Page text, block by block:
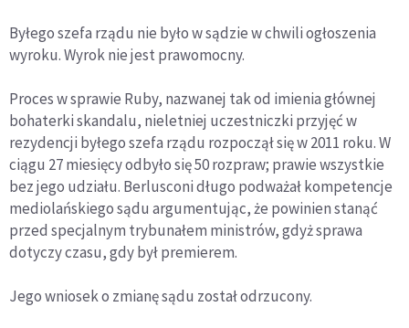
Byłego szefa rządu nie było w sądzie w chwili ogłoszenia
wyroku. Wyrok nie jest prawomocny.
Proces w sprawie Ruby, nazwanej tak od imienia głównej
bohaterki skandalu, nieletniej uczestniczki przyjęć w
rezydencji byłego szefa rządu rozpoczął się w 2011 roku. W
ciągu 27 miesięcy odbyło się 50 rozpraw; prawie wszystkie
bez jego udziału. Berlusconi długo podważał kompetencje
mediolańskiego sądu argumentując, że powinien stanąć
przed specjalnym trybunałem ministrów, gdyż sprawa
dotyczy czasu, gdy był premierem.
Jego wniosek o zmianę sądu został odrzucony.